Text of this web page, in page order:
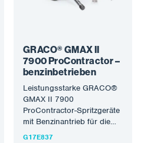
GRACO® GMAX II
7900 ProContractor –
benzinbetrieben
Leistungsstarke GRACO®
GMAX II 7900
ProContractor-Spritzgeräte
mit Benzinantrieb für die
Verarbeitung der meisten
G17E837